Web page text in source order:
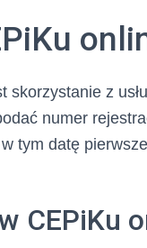
skorzystanie z
numer
tym datę
CEPiKu